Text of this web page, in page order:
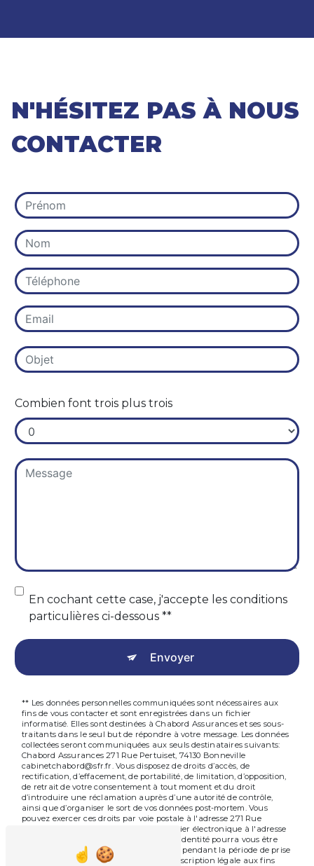
N'HÉSITEZ PAS À NOUS
CONTACTER
Combien font trois plus trois
En cochant cette case, j'accepte les conditions
particulières ci-dessous **
Envoyer
** Les données personnelles communiquées sont nécessaires aux
fins de vous contacter et sont enregistrées dans un fichier
informatisé. Elles sont destinées à Chabord Assurances et ses sous-
traitants dans le seul but de répondre à votre message. Les données
collectées seront communiquées aux seuls destinataires suivants:
Chabord Assurances 271 Rue Pertuiset, 74130 Bonneville
cabinetchabord@sfr.fr. Vous disposez de droits d’accès, de
rectification, d’effacement, de portabilité, de limitation, d’opposition,
de retrait de votre consentement à tout moment et du droit
d’introduire une réclamation auprès d’une autorité de contrôle,
ainsi que d’organiser le sort de vos données post-mortem. Vous
pouvez exercer ces droits par voie postale à l'adresse 271 Rue
Pertuiset, 74130 Bonneville ou par courrier électronique à l'adresse
cabinetchabord@sfr.fr. Un justificatif d'identité pourra vous être
demandé. Nous conservons vos données pendant la période de prise
de contact puis pendant la durée de prescription légale aux fins